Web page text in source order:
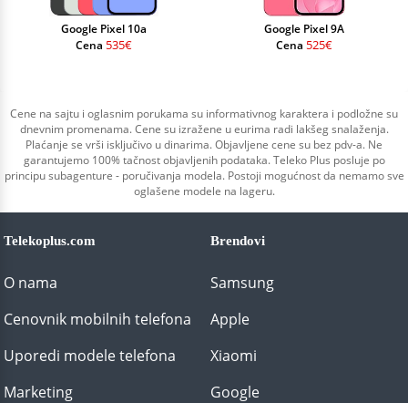
Google Pixel 10a
Cena 535€
Google Pixel 9A
Cena 525€
Cene na sajtu i oglasnim porukama su informativnog karaktera i podložne su
dnevnim promenama. Cene su izražene u eurima radi lakšeg snalaženja.
Plaćanje se vrši isključivo u dinarima. Objavljene cene su bez pdv-a. Ne
garantujemo 100% tačnost objavljenih podataka. Teleko Plus posluje po
principu subagenture - poručivanja modela. Postoji mogućnost da nemamo sve
oglašene modele na lageru.
Telekoplus.com
O nama
Cenovnik mobilnih telefona
Uporedi modele telefona
Marketing
Brendovi
Samsung
Apple
Xiaomi
Google